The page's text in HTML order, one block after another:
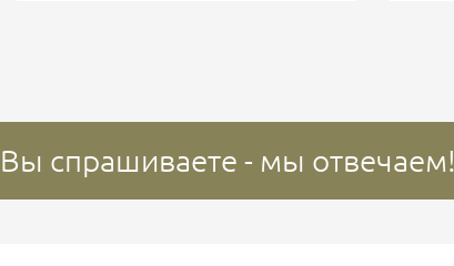
Вы спрашиваете - мы отвечаем!